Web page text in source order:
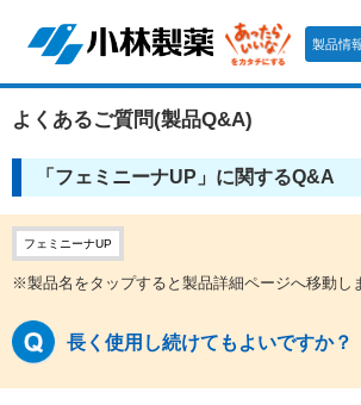
製品情
よくあるご質問(製品Q&A)
「フェミニーナUP」に関するQ&A
フェミニーナUP
※製品名をタップすると製品詳細ページへ移動し
長く使用し続けてもよいですか？